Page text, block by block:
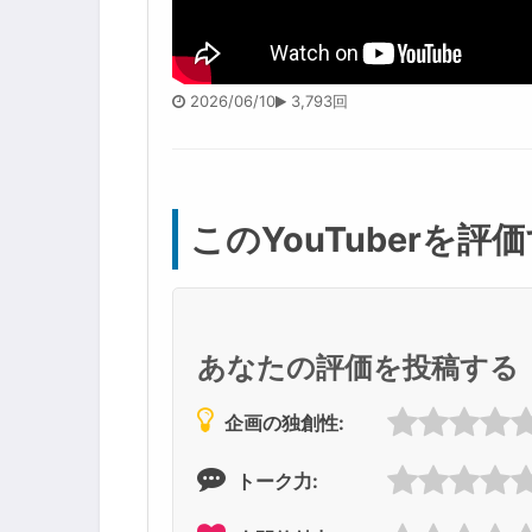
2026/06/10 3,793回
このYouTuberを評
あなたの評価を投稿する
企画の独創性:
トーク力: